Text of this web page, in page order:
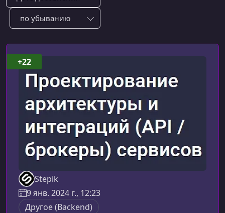
Сотировать по:
Stepik
9 янв. 2024 г., 12:23
Другое (Backend)
+22